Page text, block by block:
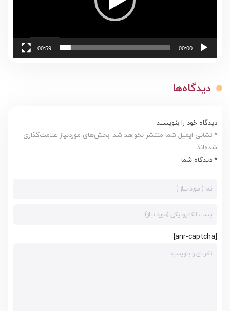
00:00
00:59
دیدگاه‌ها
دیدگاه خود را بنویسید
* نشانی ایمیل شما منتشر نخواهد شد. بخش‌های موردنیاز علامت‌گذاری
شده‌اند
* دیدگاه شما
[anr-captcha]